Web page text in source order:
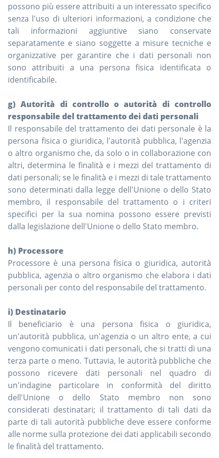
possono più essere attribuiti a un interessato specifico
senza l'uso di ulteriori informazioni, a condizione che
tali informazioni aggiuntive siano conservate
separatamente e siano soggette a misure tecniche e
organizzative per garantire che i dati personali non
sono attribuiti a una persona fisica identificata o
identificabile.
g) Autorità di controllo o autorità di controllo
responsabile del trattamento dei dati personali
Il responsabile del trattamento dei dati personale è la
persona fisica o giuridica, l'autorità pubblica, l'agenzia
o altro organismo che, da solo o in collaborazione con
altri, determina le finalità e i mezzi del trattamento di
dati personali; se le finalità e i mezzi di tale trattamento
sono determinati dalla legge dell'Unione o dello Stato
membro, il responsabile del trattamento o i criteri
specifici per la sua nomina possono essere previsti
dalla legislazione dell'Unione o dello Stato membro.
h) Processore
Processore è una persona fisica o giuridica, autorità
pubblica, agenzia o altro organismo che elabora i dati
personali per conto del responsabile del trattamento.
i) Destinatario
Il beneficiario è una persona fisica o giuridica,
un'autorità pubblica, un'agenzia o un altro ente, a cui
vengono comunicati i dati personali, che si tratti di una
terza parte o meno. Tuttavia, le autorità pubbliche che
possono ricevere dati personali nel quadro di
un'indagine particolare in conformità del diritto
dell'Unione o dello Stato membro non sono
considerati destinatari; il trattamento di tali dati da
parte di tali autorità pubbliche deve essere conforme
alle norme sulla protezione dei dati applicabili secondo
le finalità del trattamento.